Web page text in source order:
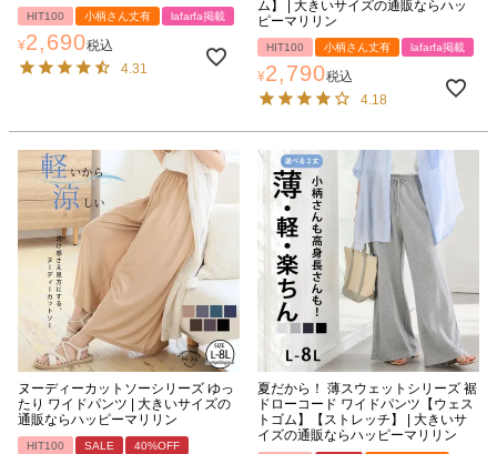
HIT100 小柄さん丈有 lafarfa掲載
¥2,690税込
4.31
ム】 | 大きいサイズの通販ならハッ
ピーマリリン
HIT100 小柄さん丈有 lafarfa掲載
¥2,790税込
4.18
ヌーディーカットソーシリーズ ゆっ
たり ワイドパンツ | 大きいサイズの
通販ならハッピーマリリン
HIT100 SALE 40%OFF
夏だから！ 薄スウェットシリーズ 裾
ドローコード ワイドパンツ【ウェス
トゴム】【ストレッチ】 | 大きいサ
イズの通販ならハッピーマリリン